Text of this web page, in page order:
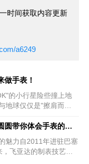
时间获取内容更新
a6249
做手表！
的小行星险些撞上地
地球仅仅是"擦肩而
地球时，才被天文学
飞亚达高圆圆：飞亚达高圆圆带你体会手表的魅力
魅力自2011年进驻巴塞
飞亚达的制表技艺与